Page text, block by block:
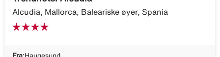
Alcudia, Mallorca, Baleariske øyer, Spania